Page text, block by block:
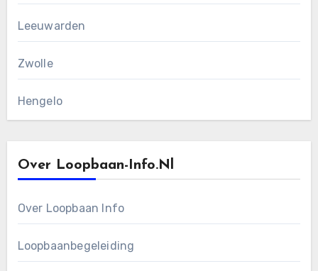
Leeuwarden
Zwolle
Hengelo
Over Loopbaan-Info.nl
Over Loopbaan Info
Loopbaanbegeleiding